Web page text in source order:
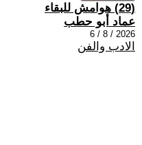
(29) هوامش للبقاء
عماد أبو حطب
2026 / 8 / 6
الادب والفن